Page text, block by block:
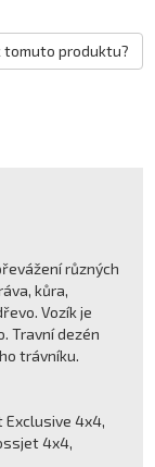
produktu?
různých
kůra,
Vozík je
Travní dezén
trávníku.
Exclusive 4x4,
4x4,